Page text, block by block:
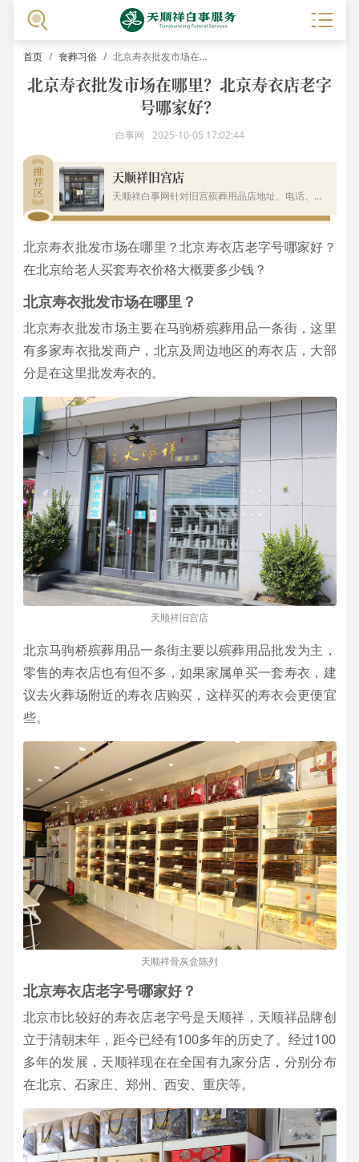
首页 丧葬习俗 北京寿衣批发市场在哪里？北京寿衣店老字号哪家好？
北京寿衣批发市场在哪里？北京寿衣店老字
号哪家好？
白事网 2025-10-05 17:02:44
天顺祥旧宫店
天顺祥白事网针对旧宫殡葬用品店地址、电话、简介都有详细的概述,并且提供骨灰盒、寿衣、花圈等殡葬用品.
北京寿衣批发市场在哪里？北京寿衣店老字号哪家好？
在北京给老人买套寿衣价格大概要多少钱？
北京寿衣批发市场在哪里？
北京寿衣批发市场主要在马驹桥殡葬用品一条街，这里
有多家寿衣批发商户，北京及周边地区的寿衣店，大部
分是在这里批发寿衣的。
天顺祥旧宫店
北京马驹桥殡葬用品一条街主要以殡葬用品批发为主，
零售的寿衣店也有但不多，如果家属单买一套寿衣，建
议去火葬场附近的寿衣店购买，这样买的寿衣会更便宜
些。
天顺祥骨灰盒陈列
北京寿衣店老字号哪家好？
北京市比较好的寿衣店老字号是天顺祥，天顺祥品牌创
立于清朝末年，距今已经有100多年的历史了。经过100
多年的发展，天顺祥现在在全国有九家分店，分别分布
在北京、石家庄、郑州、西安、重庆等。